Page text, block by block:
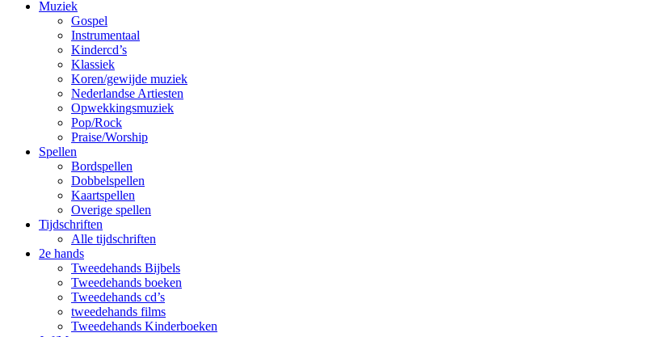
Muziek
Gospel
Instrumentaal
Kindercd’s
Klassiek
Koren/gewijde muziek
Nederlandse Artiesten
Opwekkingsmuziek
Pop/Rock
Praise/Worship
Spellen
Bordspellen
Dobbelspellen
Kaartspellen
Overige spellen
Tijdschriften
Alle tijdschriften
2e hands
Tweedehands Bijbels
Tweedehands boeken
Tweedehands cd’s
tweedehands films
Tweedehands Kinderboeken